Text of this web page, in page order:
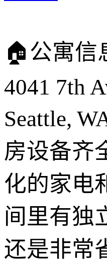
🏠公寓信
4041 7th
Seattle,
房设备齐
化的家电
间里有独
还是非常